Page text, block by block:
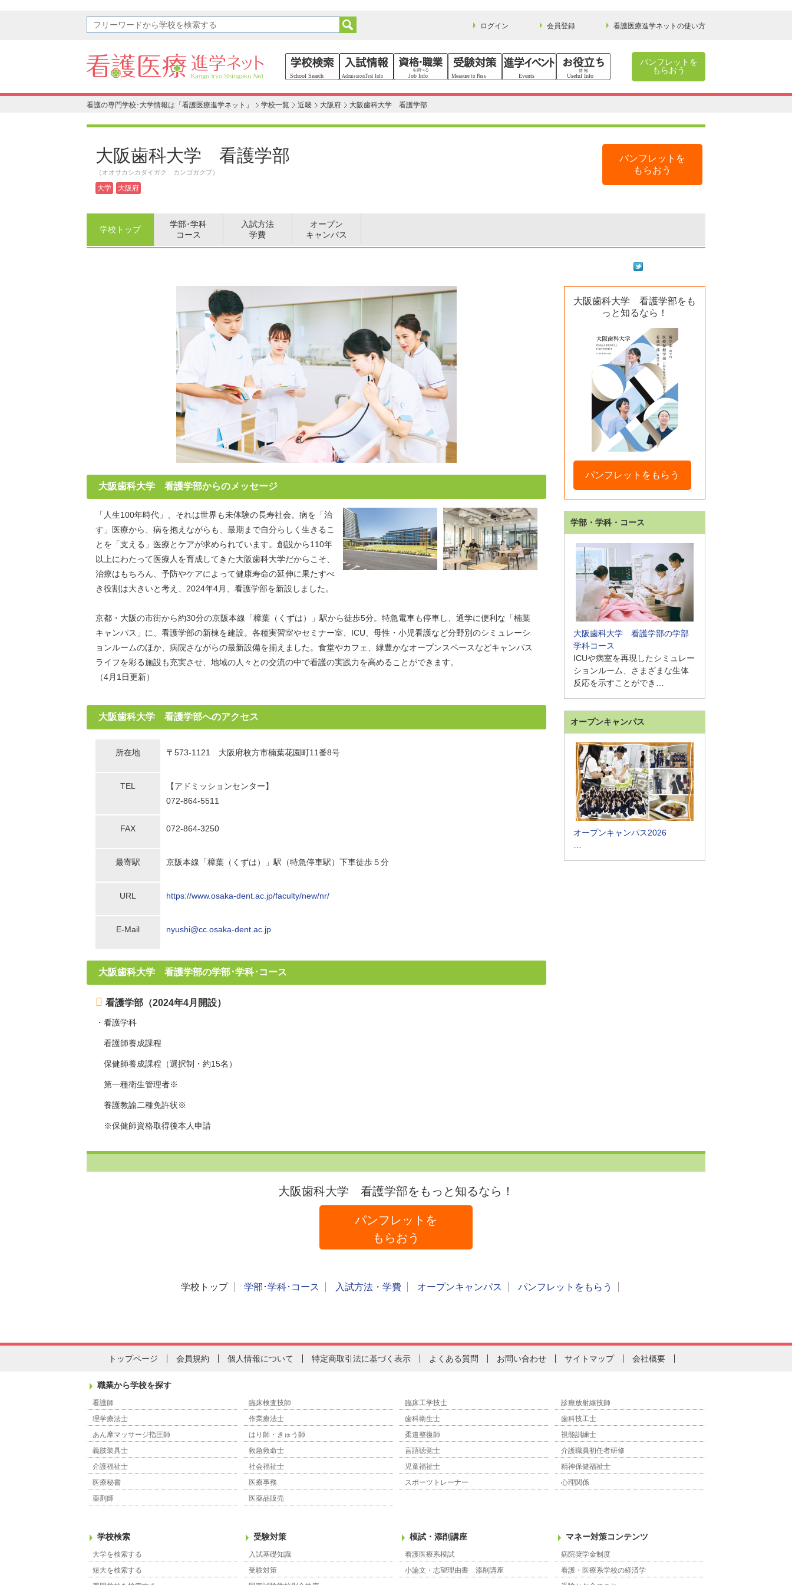
ログイン 会員登録 看護医療進学ネットの使い方
パンフレットを
もらおう
看護の専門学校･大学情報は「看護医療進学ネット」 学校一覧 近畿 大阪府 大阪歯科大学 看護学部
大阪歯科大学 看護学部
（オオサカシカダイガク カンゴガクブ）
大学 大阪府
パンフレットを
もらおう
学校トップ
学部･学科
コース
入試方法
学費
オープン
キャンパス
大阪歯科大学 看護学部からのメッセージ
「人生100年時代」、それは世界も未体験の長寿社会。病を「治
す」医療から、病を抱えながらも、最期まで自分らしく生きるこ
とを「支える」医療とケアが求められています。創設から110年
以上にわたって医療人を育成してきた大阪歯科大学だからこそ、
治療はもちろん、予防やケアによって健康寿命の延伸に果たすべ
き役割は大きいと考え、2024年4月、看護学部を新設しました。
京都・大阪の市街から約30分の京阪本線「樟葉（くずは）」駅から徒歩5分。特急電車も停車し、通学に便利な「楠葉
キャンパス」に、看護学部の新棟を建設。各種実習室やセミナー室、ICU、母性・小児看護など分野別のシミュレーシ
ョンルームのほか、病院さながらの最新設備を揃えました。食堂やカフェ、緑豊かなオープンスペースなどキャンパス
ライフを彩る施設も充実させ、地域の人々との交流の中で看護の実践力を高めることができます。
（4月1日更新）
大阪歯科大学 看護学部へのアクセス
所在地 〒573-1121 大阪府枚方市楠葉花園町11番8号
TEL
【アドミッションセンター】
072-864-5511
FAX 072-864-3250
最寄駅 京阪本線「樟葉（くずは）」駅（特急停車駅）下車徒歩５分
URL https://www.osaka-dent.ac.jp/faculty/new/nr/
E-Mail nyushi@cc.osaka-dent.ac.jp
大阪歯科大学 看護学部の学部･学科･コース
看護学部（2024年4月開設）
・看護学科
看護師養成課程
保健師養成課程（選択制・約15名）
第一種衛生管理者※
養護教諭二種免許状※
※保健師資格取得後本人申請
大阪歯科大学 看護学部をも
っと知るなら！
パンフレットをもらう
学部・学科・コース
大阪歯科大学 看護学部の学部
学科コース
ICUや病室を再現したシミュレー
ションルーム、さまざまな生体
反応を示すことができ…
オープンキャンパス
オープンキャンパス2026
大阪歯科大学 看護学部をもっと知るなら！
パンフレットを
もらおう
学校トップ 学部･学科･コース 入試方法・学費 オープンキャンパス パンフレットをもらう
トップページ 会員規約 個人情報について 特定商取引法に基づく表示 よくある質問 お問い合わせ サイトマップ 会社概要
職業から学校を探す
看護師 臨床検査技師 臨床工学技士
診療放射線技師
理学療法士
作業療法士 歯科衛生士
歯科技工士
あん摩マッサージ指圧師
はり師・きゅう師 柔道整復師
視能訓練士
義肢装具士
救急救命士 言語聴覚士
介護職員初任者研修
介護福祉士
社会福祉士 児童福祉士
精神保健福祉士
医療秘書
医療事務 スポーツトレーナー
心理関係
薬剤師
医薬品販売
学校検索
大学を検索する
短大を検索する
受験対策
入試基礎知識
受験対策
模試・添削講座
看護医療系模試
小論文・志望理由書 添削講座
マネー対策コンテンツ
病院奨学金制度
看護・医療系学校の経済学